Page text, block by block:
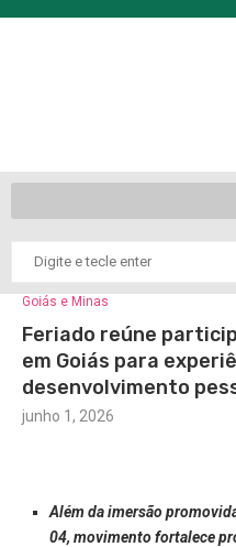
Goiás e Minas
Feriado reúne
em Goiás para
desenvolvimento
junho 1, 2026
Além da imersão
04, movimento fortalece